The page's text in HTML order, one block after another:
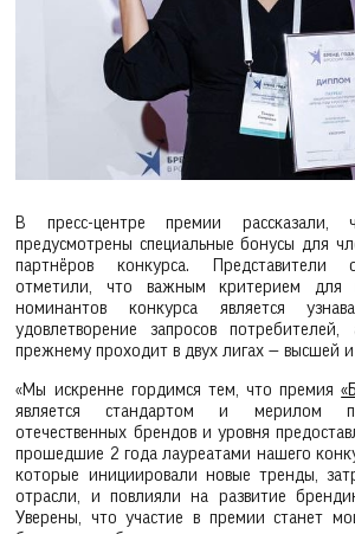
В пресс-центре премии
предусмотрены специальные бонусы для
партнёров конкурса. Представители
отметили, что важным критерием для
номинантов конкурса является
удовлетворение запросов
прежнему проходит в двух лигах — высшей и
«Мы искренне гордимся тем, что премия
является стандартом и мерилом
отечественных брендов и уровня
прошедшие 2 года лауреатами нашего
которые инициировали новые тренды,
отрасли, и повлияли на развитие
Уверены, что участие в премии станет